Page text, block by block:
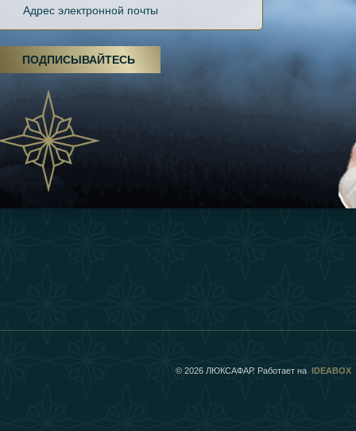
Пешие походы, спа-процедуры и йога: ОАЭ
становятся велнес-центром
03 April 2025
Зимние путешествия для
путешественников из Эмиратов:
переопределение роскошного путешествия
10 March 2025
Вдохновения
Опыт
© 2026 ЛЮКСАФАР. Работает на IDEABOX
ПОДПИСЫВАЙТЕСЬ